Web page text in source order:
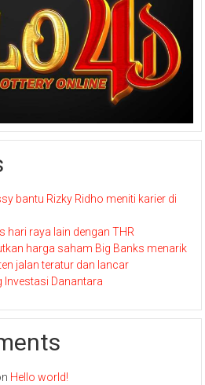
bantu Rizky Ridho meniti karier di
hari raya lain dengan THR
harga saham Big Banks menarik
jalan teratur dan lancar
Investasi Danantara
Hello world!